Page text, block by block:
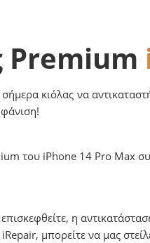
Premium
κιόλας να
του iPhone 14 Pro Max
επισκεφθείτε, η
μπορείτε να μας